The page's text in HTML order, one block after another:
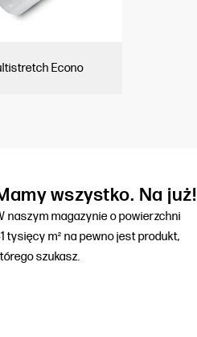
Econo
wszystko. Na już!
naszym magazynie o powierzchni
tysięcy m² na pewno jest produkt,
szukasz.